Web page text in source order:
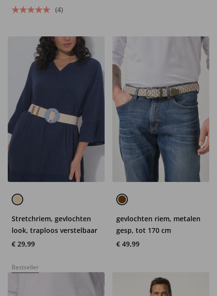
(4)
Stretchriem, gevlochten
look, traploos verstelbaar
€ 29,99
gevlochten riem, metalen
gesp, tot 170 cm
€ 49,99
Bestseller